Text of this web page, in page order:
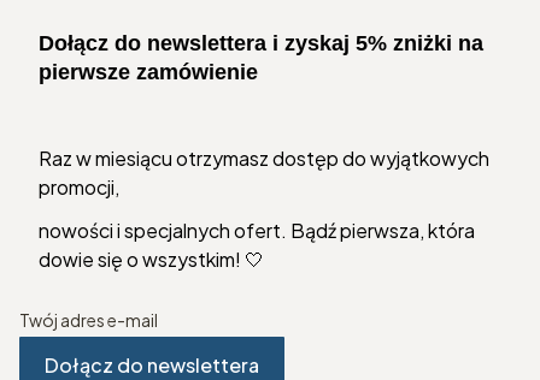
Dołącz do newslettera i zyskaj 5% zniżki na
pierwsze zamówienie
Raz w miesiącu otrzymasz dostęp do wyjątkowych
promocji,
nowości i specjalnych ofert. Bądź pierwsza, która
dowie się o wszystkim! 🤍
Twój adres e-mail
Dołącz do newslettera